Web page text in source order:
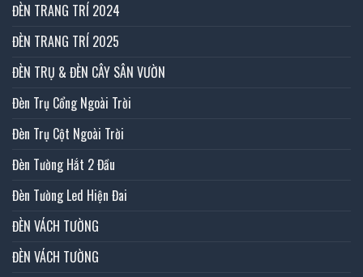
ĐÈN TRANG TRÍ 2024
ĐÈN TRANG TRÍ 2025
ĐÈN TRỤ & ĐÈN CÂY SÂN VƯỜN
Đèn Trụ Cổng Ngoài Trời
Đèn Trụ Cột Ngoài Trời
Đèn Tường Hắt 2 Đầu
Đèn Tường Led Hiện Đai
ĐÈN VÁCH TƯỜNG
ĐÈN VÁCH TƯỜNG